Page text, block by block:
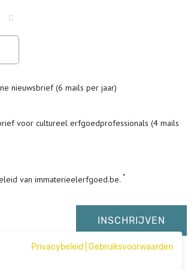
nieuwsbrief (6 mails per jaar)
voor cultureel erfgoedprofessionals (4 mails
van immaterieelerfgoed.be.
Privacybeleid
Gebruiksvoorwaarden